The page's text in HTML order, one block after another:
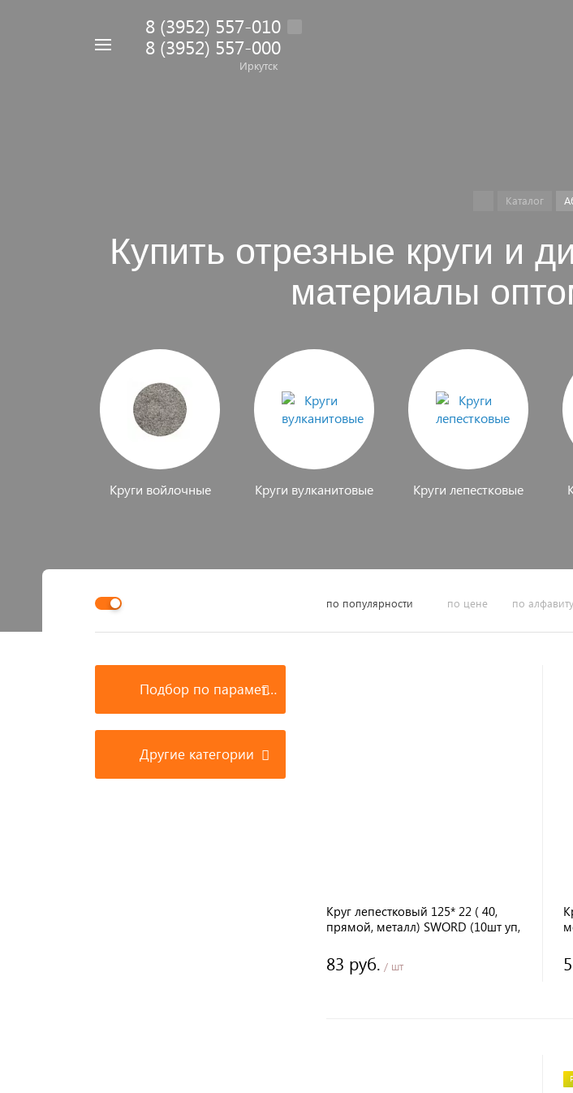
8 (3952) 557-010
8 (3952) 557-000
Иркутск
Каталог
Купить отрезные круги и
материалы
Круги войлочные Круги вулканитовые Круги лепестковые
по популярности по цене по алфавиту
Подбор по параметрам
Другие категории
Круг лепестковый 125* 22 ( 40,
прямой, металл) SWORD (10шт уп,
83 руб. / шт